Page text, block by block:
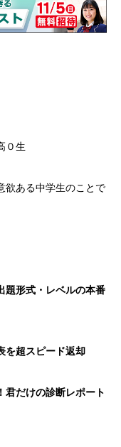
０生
欲ある中学生のことで
題形式・レベルの本番
を超スピード返却
君だけの診断レポート